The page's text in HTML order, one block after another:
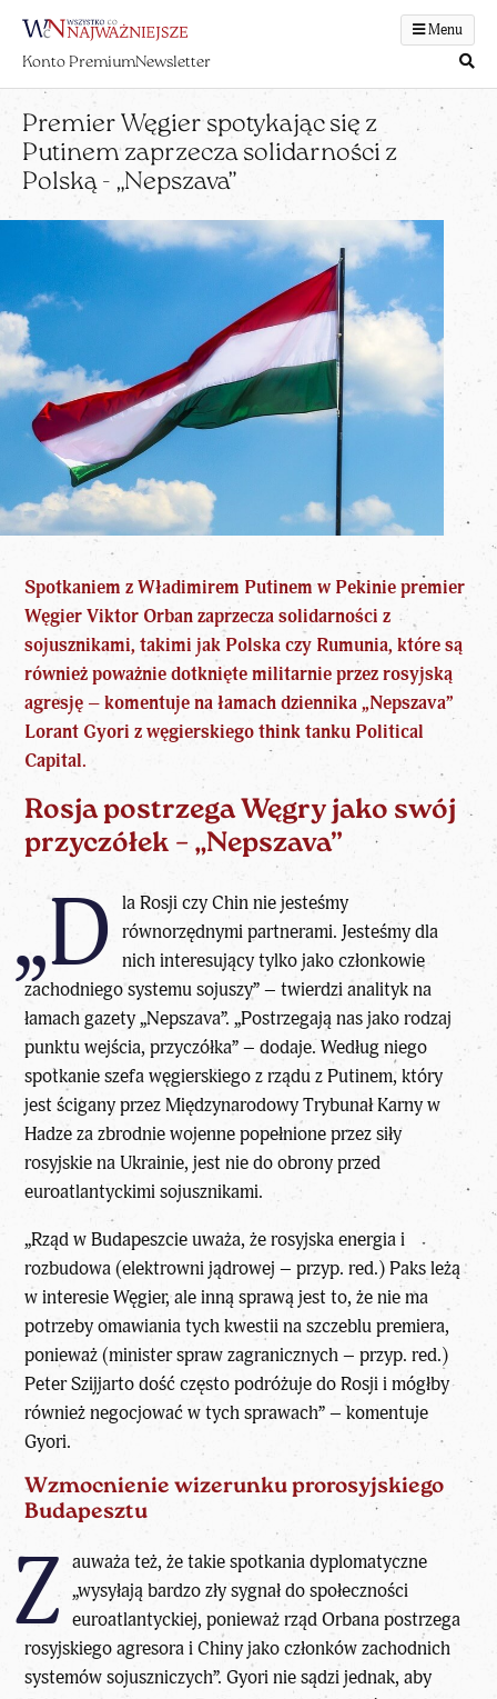
Menu
Konto PremiumNewsletter
Premier Węgier spotykając się z
Putinem zaprzecza solidarności z
Polską - „Nepszava”
Spotkaniem z Władimirem Putinem w Pekinie premier
Węgier Viktor Orban zaprzecza solidarności z
sojusznikami, takimi jak Polska czy Rumunia, które są
również poważnie dotknięte militarnie przez rosyjską
agresję – komentuje na łamach dziennika „Nepszava”
Lorant Gyori z węgierskiego think tanku Political
Capital.
Rosja postrzega Węgry jako swój
przyczółek – „Nepszava”
„D
la Rosji czy Chin nie jesteśmy
równorzędnymi partnerami. Jesteśmy dla
nich interesujący tylko jako członkowie
zachodniego systemu sojuszy” – twierdzi analityk na
łamach gazety „Nepszava”. „Postrzegają nas jako rodzaj
punktu wejścia, przyczółka” – dodaje. Według niego
spotkanie szefa węgierskiego z rządu z Putinem, który
jest ścigany przez Międzynarodowy Trybunał Karny w
Hadze za zbrodnie wojenne popełnione przez siły
rosyjskie na Ukrainie, jest nie do obrony przed
euroatlantyckimi sojusznikami.
„Rząd w Budapeszcie uważa, że rosyjska energia i
rozbudowa (elektrowni jądrowej – przyp. red.) Paks leżą
w interesie Węgier, ale inną sprawą jest to, że nie ma
potrzeby omawiania tych kwestii na szczeblu premiera,
ponieważ (minister spraw zagranicznych – przyp. red.)
Peter Szijjarto dość często podróżuje do Rosji i mógłby
również negocjować w tych sprawach” – komentuje
Gyori.
Wzmocnienie wizerunku prorosyjskiego
Budapesztu
Z auważa też, że takie spotkania dyplomatyczne
„wysyłają bardzo zły sygnał do społeczności
euroatlantyckiej, ponieważ rząd Orbana postrzega
rosyjskiego agresora i Chiny jako członków zachodnich
systemów sojuszniczych”. Gyori nie sądzi jednak, aby